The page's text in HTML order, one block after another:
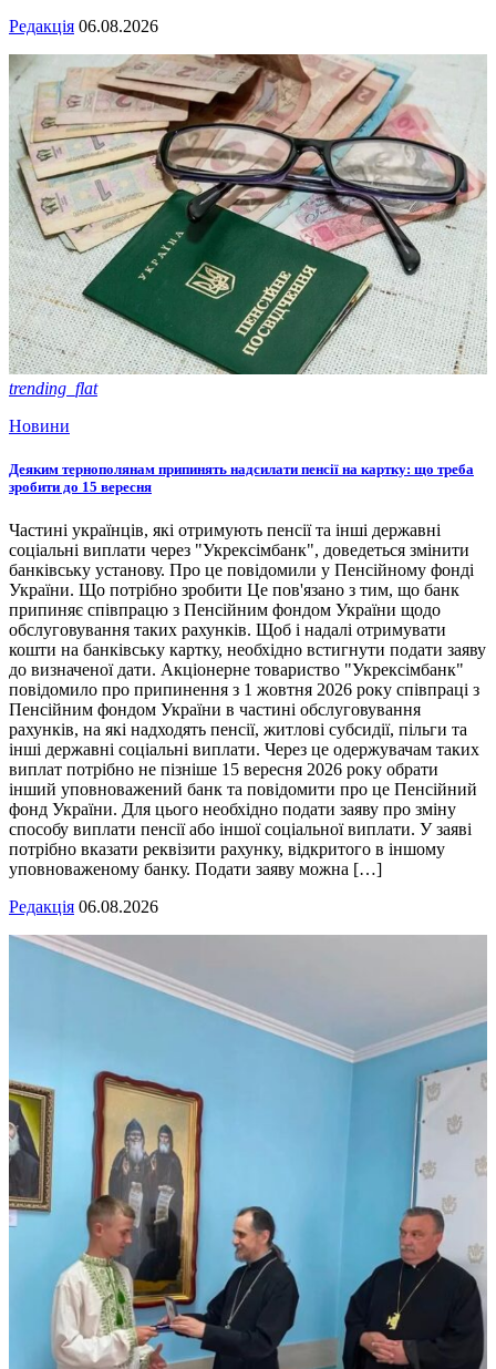
Редакція 06.08.2026
trending_flat
Новини
Деяким тернополянам припинять надсилати пенсії на картку: що треба
зробити до 15 вересня
Частині українців, які отримують пенсії та інші державні
соціальні виплати через "Укрексімбанк", доведеться змінити
банківську установу. Про це повідомили у Пенсійному фонді
України. Що потрібно зробити Це пов'язано з тим, що банк
припиняє співпрацю з Пенсійним фондом України щодо
обслуговування таких рахунків. Щоб і надалі отримувати
кошти на банківську картку, необхідно встигнути подати заяву
до визначеної дати. Акціонерне товариство "Укрексімбанк"
повідомило про припинення з 1 жовтня 2026 року співпраці з
Пенсійним фондом України в частині обслуговування
рахунків, на які надходять пенсії, житлові субсидії, пільги та
інші державні соціальні виплати. Через це одержувачам таких
виплат потрібно не пізніше 15 вересня 2026 року обрати
інший уповноважений банк та повідомити про це Пенсійний
фонд України. Для цього необхідно подати заяву про зміну
способу виплати пенсії або іншої соціальної виплати. У заяві
потрібно вказати реквізити рахунку, відкритого в іншому
уповноваженому банку. Подати заяву можна […]
Редакція 06.08.2026